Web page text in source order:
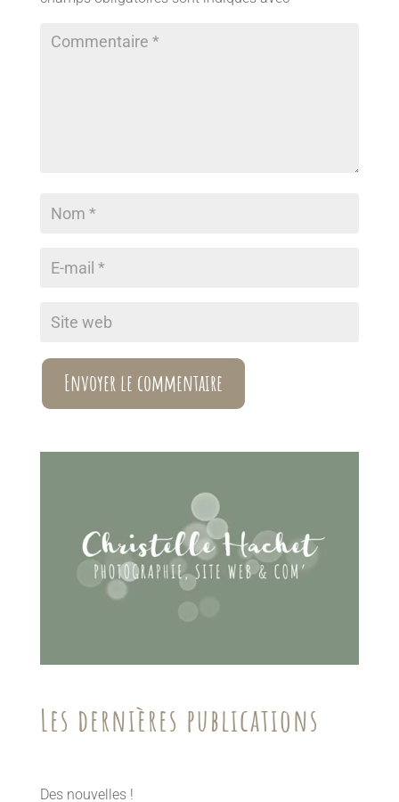
Envoyer le commentaire
Les dernières publications
Des nouvelles !